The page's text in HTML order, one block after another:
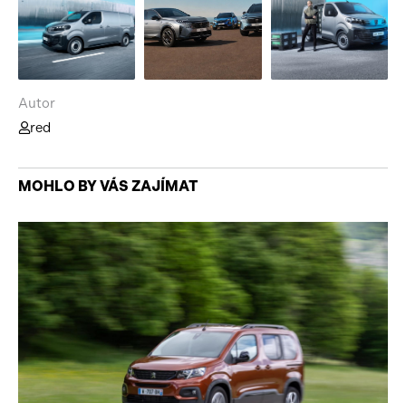
Autor
red
MOHLO BY VÁS ZAJÍMAT